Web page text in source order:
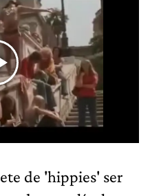
de 'hippies' ser